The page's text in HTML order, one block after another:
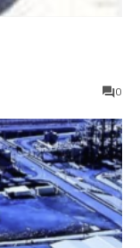
0